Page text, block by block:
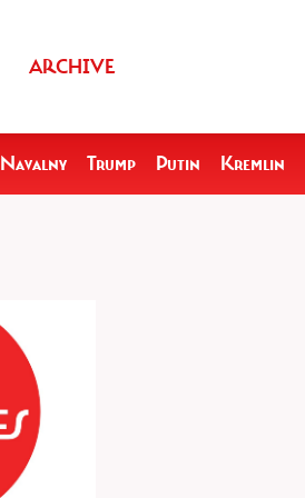
ARCHIVE
Navalny Trump Putin Kremlin